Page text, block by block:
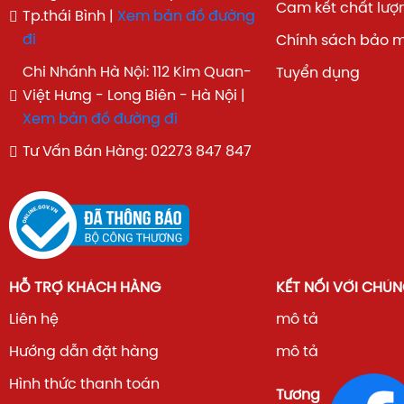
Hy vọng những đánh giá khách quan trên sẽ giúp bạn
về chiếc máy điều hòa này và đưa ra quyết định mua
cho gia đình mình.
Tp.thái Bình | Xem bản đồ đường
đi
Chi Nhánh Hà Nội: 112 Kim Quan-
Việt Hưng - Long Biên - Hà Nội |
Xem bản đồ đường đi
Tư Vấn Bán Hàng: 02273 847 847
Cam kết chất
Chính sách bảo
Tuyển dụng
HỖ TRỢ KHÁCH HÀNG
Liên hệ
Hướng dẫn đặt hàng
Hình thức thanh toán
KẾT NỐI VỚI
mô tả
mô tả
Tương